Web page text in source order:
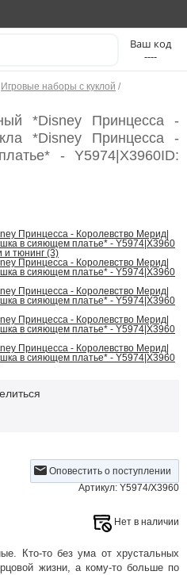
----
Игровые наборы с куклой /
*Disney Принцесса -
*Disney Принцесса -
- Y5974|X3960ID:
и тюнинг (3)
Оповестить о поступлении
Артикул: Y5974/X3960
Нет в наличии
Кто-то без ума от хрустальных
жизни, а кому-то больше по